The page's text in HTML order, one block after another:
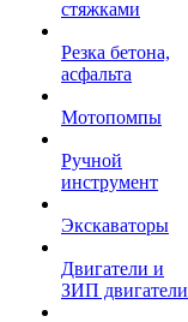
стяжками
Резка бетона,
асфальта
Мотопомпы
Ручной
инструмент
Экскаваторы
Двигатели и
ЗИП двигатели